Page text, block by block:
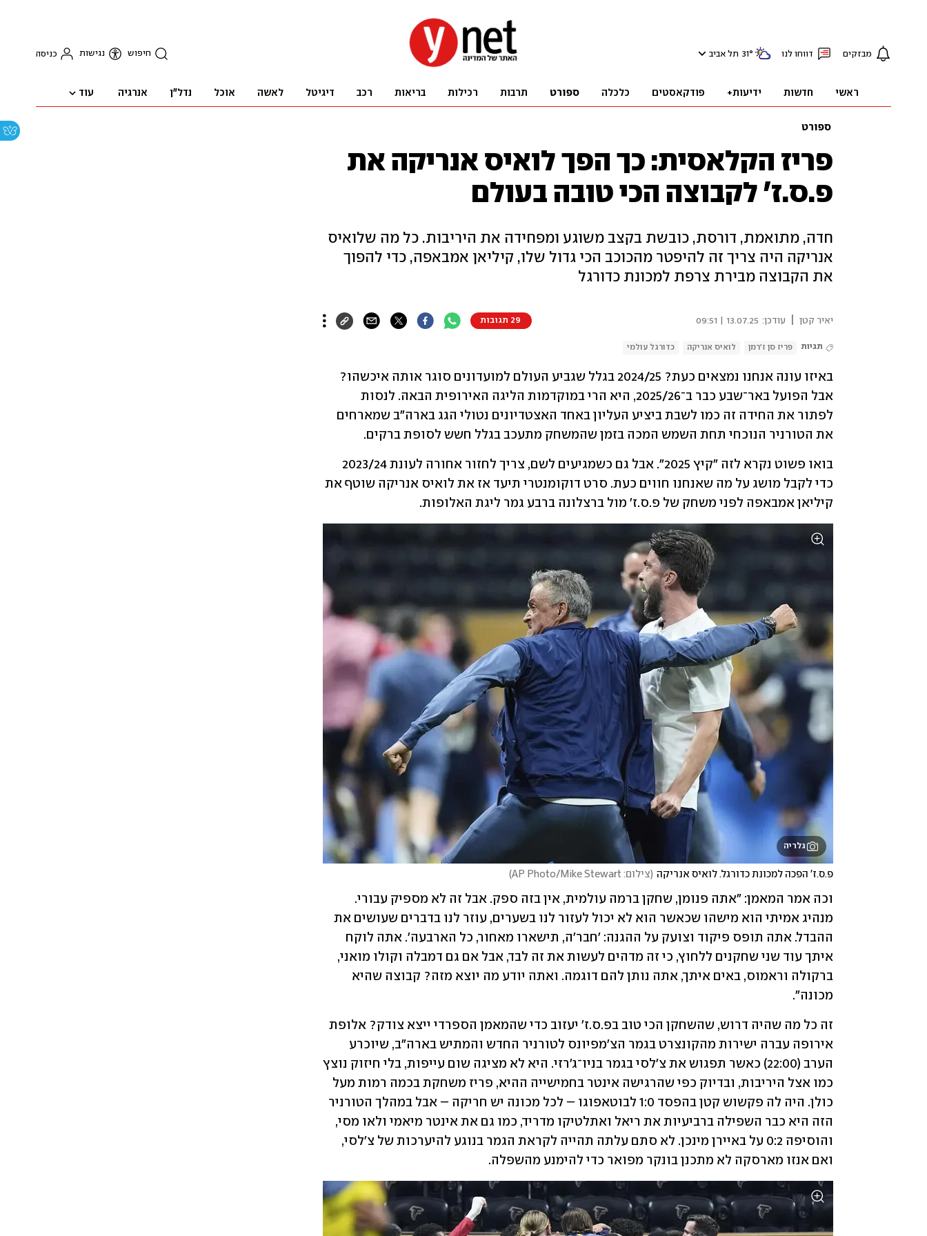
מבזקים דווחו לנו 31° תל אביב חיפוש נגישות כניסה
ראשי חדשות ידיעות+ פודקאסטים כלכלה ספורט תרבות רכילות בריאות רכב דיגיטל לאשה אוכל נדל"ן אנרגיה עוד
ספורט
פריז הקלאסית: כך הפך לואיס אנריקה את
פ.ס.ז' לקבוצה הכי טובה בעולם
חדה, מתואמת, דורסת, כובשת בקצב משוגע ומפחידה את היריבות. כל מה שלואיס
אנריקה היה צריך זה להיפטר מהכוכב הכי גדול שלו, קיליאן אמבאפה, כדי להפוך
את הקבוצה מבירת צרפת למכונת כדורגל
יאיר קטן עודכן: 13.07.25 | 09:51 29 תגובות
תגיות פריז סן ז'רמן לואיס אנריקה כדורגל עולמי
את הטורניר הנוכחי תחת השמש המכה בזמן שהמשחק מתעכב בגלל חשש לסופת ברקים.
קיליאן אמבאפה לפני משחק של פ.ס.ז' מול ברצלונה ברבע גמר ליגת האלופות.
גלריה
פ.ס.ז' הפכה למכונת כדורגל. לואיס אנריקה (צילום: AP Photo/Mike Stewart )
מכונה".
ואם אנזו מארסקה לא מתכנן בונקר מפואר כדי להימנע מהשפלה.